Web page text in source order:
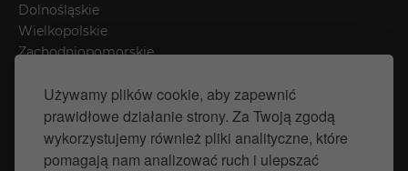
Używamy plików cookie, aby zapewnić
prawidłowe działanie strony. Za Twoją zgodą
wykorzystujemy również pliki analityczne, które
pomagają nam analizować ruch i ulepszać
Dolnośląskie
Wielkopolskie
Zachodniopomorskie
Mazowieckie
Śląskie